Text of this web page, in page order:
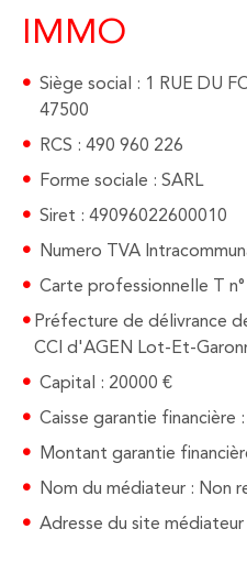
IMMO
Siège social : 1 RUE DU
47500
RCS : 490 960 226
Forme sociale : SARL
Siret : 49096022600010
Numero TVA
Carte professionnelle T
Préfecture de délivrance
CCI d'AGEN Lot-Et-
Capital : 20000 €
Caisse garantie financière
Montant garantie
Nom du médiateur : Non
Adresse du site